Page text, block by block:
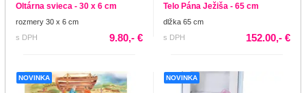
Oltárna svieca - 30 x 6 cm
rozmery 30 x 6 cm
s DPH
9.80,- €
Telo Pána Ježiša - 65 cm
dlžka 65 cm
s DPH
152.00,- €
NOVINKA NOVINKA